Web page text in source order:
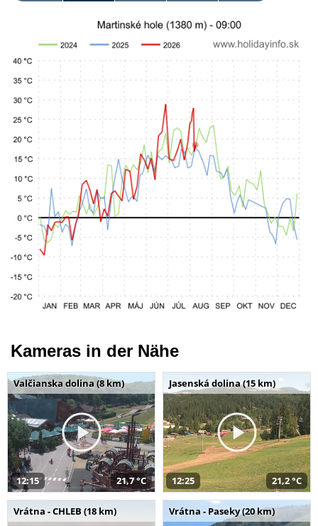
Kameras in der Nähe
Valčianska dolina (8 km)
12:15 21,7 °C
Jasenská dolina (15 km)
12:25 21,2 °C
Vrátna - CHLEB (18 km) Vrátna - Paseky (20 km)